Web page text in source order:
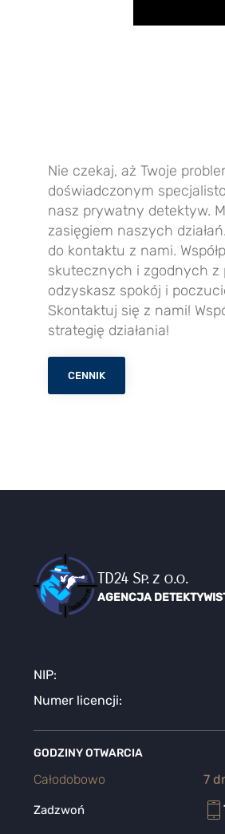
Nie czekaj, aż Twoje
doświadczonym
nasz prywatny detektyw.
zasięgiem naszych
do kontaktu z nami.
skutecznych i zgodnych z
odzyskasz spokój i
Skontaktuj się z nami!
strategię działania!
CENNIK
TD24 Sp. z o.o.
AGENCJA
NIP:
Numer licencji:
GODZINY OTWARCIA
Całodobowo 7
Zadzwoń